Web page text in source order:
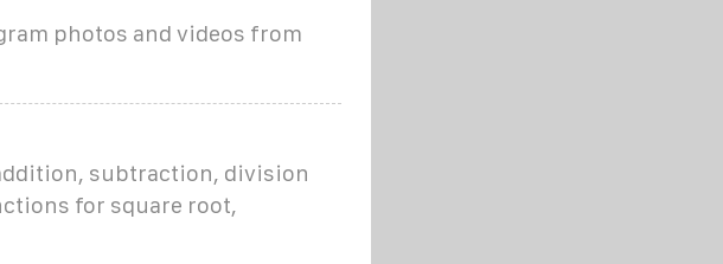
photos and videos from
subtraction, division
for square root,